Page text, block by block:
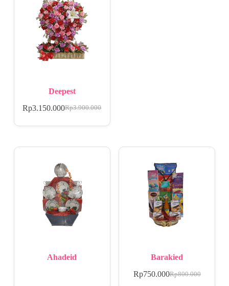
Deepest
Rp3.900.000
Rp3.150.000
Ahadeid Barakied
Rp800.000
Rp750.000